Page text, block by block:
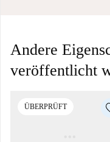
Andere
veröffentlicht
ÜBERPRÜFT